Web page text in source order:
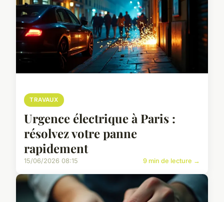
TRAVAUX
Urgence électrique à Paris :
résolvez votre panne
rapidement
15/06/2026 08:15 9 min de lecture →